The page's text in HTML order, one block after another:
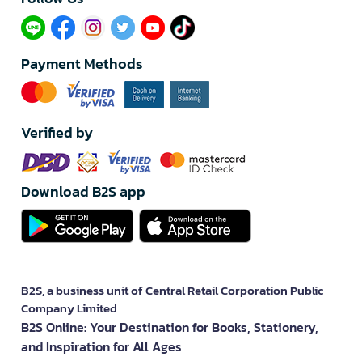
Payment Methods
Verified by
Download B2S app
B2S, a business unit of Central Retail Corporation Public
Company Limited
B2S Online: Your Destination for Books, Stationery,
and Inspiration for All Ages